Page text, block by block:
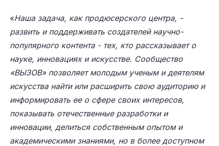
«Наша задача, как продюсерского центра, -
развить и поддерживать создателей научно-
популярного контента - тех, кто рассказывает о
науке, инновациях и искусстве. Сообщество
«ВЫЗОВ» позволяет молодым ученым и деятелям
искусства найти или расширить свою аудиторию и
информировать ее о сфере своих интересов,
показывать отечественные разработки и
инновации, делиться собственным опытом и
академическими знаниями, но в более доступном